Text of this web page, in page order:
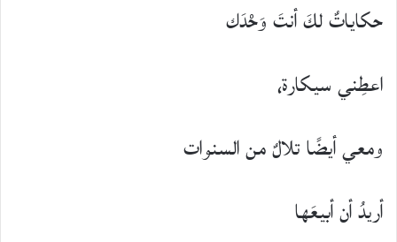
حكاياتٌ لكَ أنتَ وَحْدَك
اعطِني سيكارة،
ومعي أيضًا تلالٌ من السنوات
أريدُ أن أبيعَها